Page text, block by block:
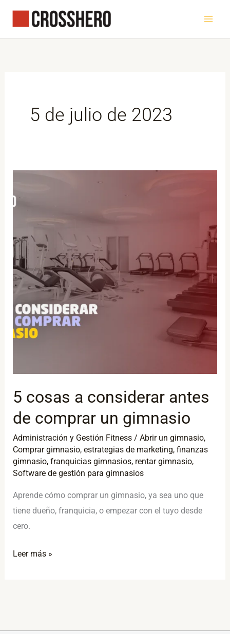
contenido
5 de julio de 2023
5 cosas a considerar antes
de comprar un gimnasio
Administración y Gestión Fitness /Abrir un gimnasio,
Comprar gimnasio,estrategias de marketing,finanzas
gimnasio,franquicias gimnasios, rentar gimnasio,
Software de gestión para gimnasios
Aprende cómo comprar un gimnasio, ya sea uno que
tiene dueño, franquicia, o empezar con el tuyo desde
cero.
a
considerar
antes
de
comprar
un
Leer más »